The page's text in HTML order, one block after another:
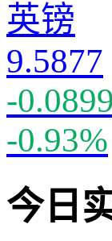
英镑
9.5877
-0.0899
-0.93%
今日